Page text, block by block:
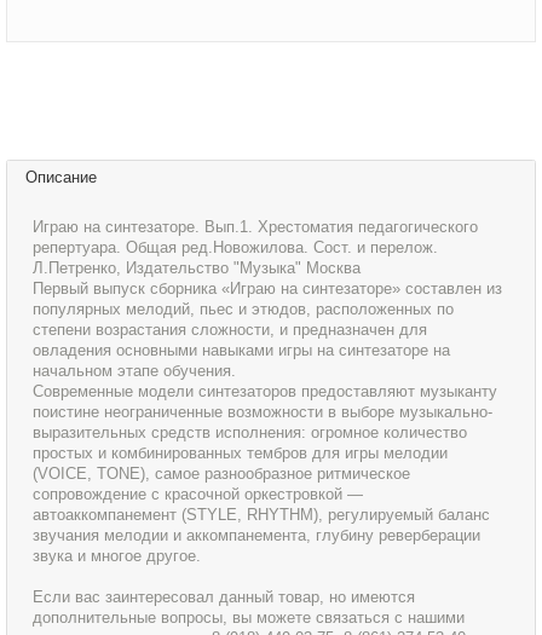
Описание
Играю на синтезаторе. Вып.1. Хрестоматия педагогического
репертуара. Общая ред.Новожилова. Сост. и перелож.
Л.Петренко, Издательство "Музыка" Москва
Первый выпуск сборника «Играю на синтезаторе» составлен из
популярных мелодий, пьес и этюдов, расположенных по
степени возрастания сложности, и предназначен для
овладения основными навыками игры на синтезаторе на
начальном этапе обучения.
Современные модели синтезаторов предоставляют музыканту
поистине неограниченные возможности в выборе музыкально-
выразительных средств исполнения: огромное количество
простых и комбинированных тембров для игры мелодии
(VOICE, TONE), самое разнообразное ритмическое
сопровождение с красочной оркестровкой —
автоаккомпанемент (STYLE, RHYTHM), регулируемый баланс
звучания мелодии и аккомпанемента, глубину реверберации
звука и многое другое.
Если вас заинтересовал данный товар, но имеются
дополнительные вопросы, вы можете связаться с нашими